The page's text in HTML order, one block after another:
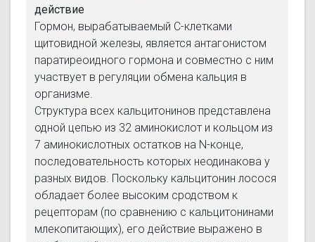
действие
Гормон, вырабатываемый С-клетками
щитовидной железы, является антагонистом
паратиреоидного гормона и совместно с ним
участвует в регуляции обмена кальция в
организме.
Структура всех кальцитонинов представлена
одной цепью из 32 аминокислот и кольцом из
7 аминокислотных остатков на N-конце,
последовательность которых неодинакова у
разных видов. Поскольку кальцитонин лосося
обладает более высоким сродством к
рецепторам (по сравнению с кальцитонинами
млекопитающих), его действие выражено в